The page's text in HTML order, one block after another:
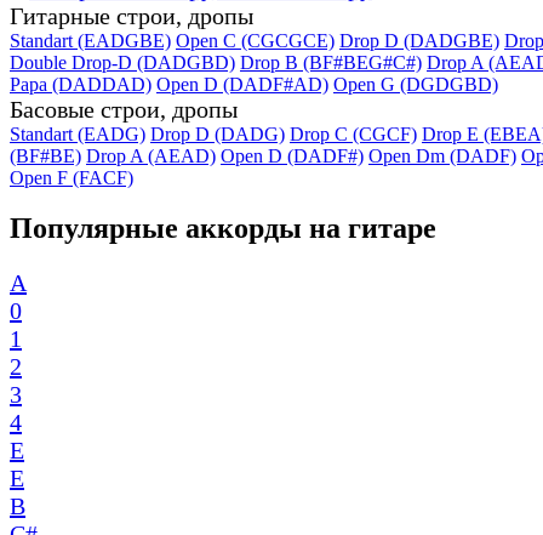
Гитарные строи, дропы
Standart (EADGBE) Open C (CGCGCE) Drop D (DADGBE)
Double Drop-D (DADGBD) Drop B (BF#BEG#C#) Drop A
Papa (DADDAD) Open D (DADF#AD) Open G (DGDGBD)
Басовые строи, дропы
Standart (EADG) Drop D (DADG) Drop C (CGCF) Drop E
(BF#BE) Drop A (AEAD) Open D (DADF#) Open Dm (DADF)
Open F (FACF)
Популярные аккорды на гитаре
A
0
1
2
3
4
E
E
B